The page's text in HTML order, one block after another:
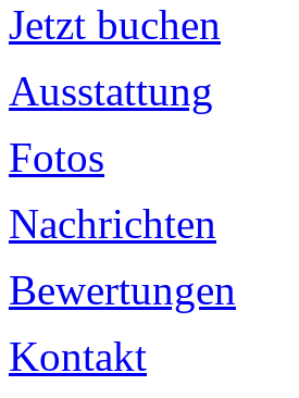
Jetzt buchen
Ausstattung
Fotos
Nachrichten
Bewertungen
Kontakt